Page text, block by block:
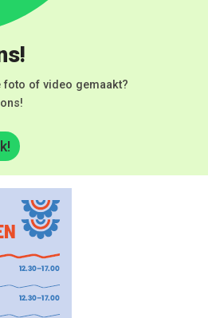
foto of video gemaakt?